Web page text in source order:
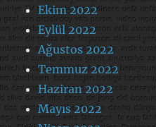
Ekim 2022
Eylül 2022
Ağustos 2022
Temmuz 2022
Haziran 2022
Mayıs 2022